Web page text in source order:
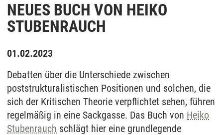
NEUES BUCH VON HEIKO
STUBENRAUCH
01.02.2023
Debatten über die Unterschiede zwischen
poststrukturalistischen Positionen und solchen, die
sich der Kritischen Theorie verpflichtet sehen, führen
regelmäßig in eine Sackgasse. Das Buch von Heiko
Stubenrauch schlägt hier eine grundlegende